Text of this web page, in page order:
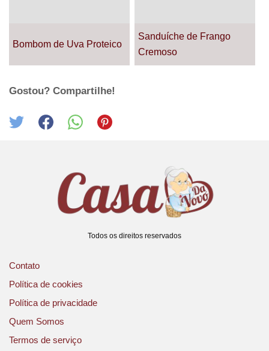
Bombom de Uva Proteico
Sanduíche de Frango
Cremoso
Gostou? Compartilhe!
Todos os direitos reservados
Contato
Política de cookies
Política de privacidade
Quem Somos
Termos de serviço